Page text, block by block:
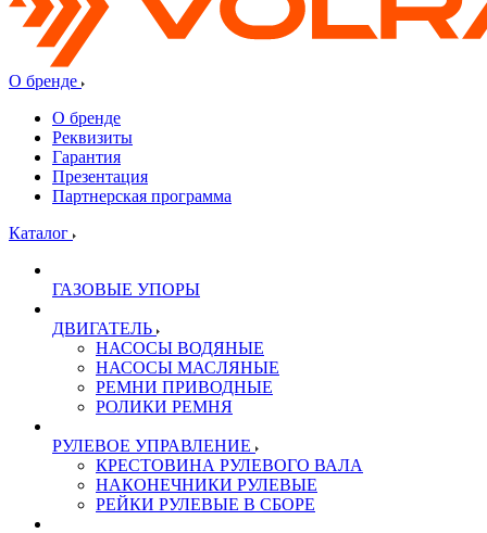
О бренде
О бренде
Реквизиты
Гарантия
Презентация
Партнерская программа
Каталог
ГАЗОВЫЕ УПОРЫ
ДВИГАТЕЛЬ
НАСОСЫ ВОДЯНЫЕ
НАСОСЫ МАСЛЯНЫЕ
РЕМНИ ПРИВОДНЫЕ
РОЛИКИ РЕМНЯ
РУЛЕВОЕ УПРАВЛЕНИЕ
КРЕСТОВИНА РУЛЕВОГО ВАЛА
НАКОНЕЧНИКИ РУЛЕВЫЕ
РЕЙКИ РУЛЕВЫЕ В СБОРЕ